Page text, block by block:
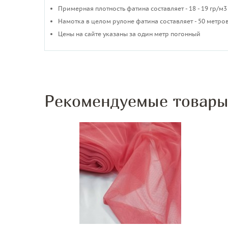
Примерная плотность фатина составляет - 18 - 19 гр/м3
​Намотка в целом рулоне фатина составляет - 50
Цены на сайте указаны за один метр погонный
Рекомендуемые товары